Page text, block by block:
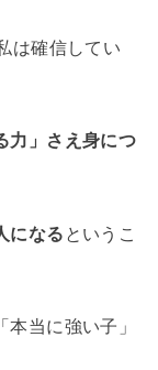
は確信してい
力」さえ身につ
になる というこ
当に強い子」